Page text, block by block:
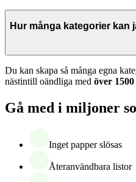
Hur många kategorier kan
Du kan skapa så många egna
nästintill oändliga med över
Gå med i miljoner
Inget papper slösas
Återanvändbara listor